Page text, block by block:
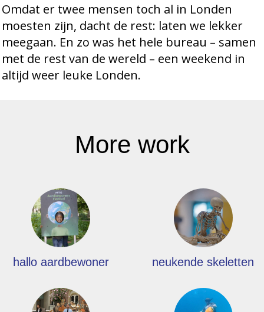
Omdat er twee mensen toch al in Londen
moesten zijn, dacht de rest: laten we lekker
meegaan. En zo was het hele bureau – samen
met de rest van de wereld – een weekend in
altijd weer leuke Londen.
More work
hallo aardbewoner neukende skeletten